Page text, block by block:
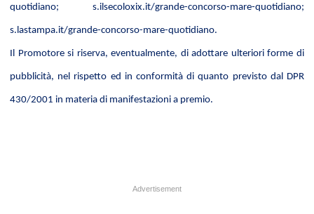
quotidiano; s.ilsecoloxix.it/grande-concorso-mare-quotidiano;
s.lastampa.it/grande-concorso-mare-quotidiano.
Il Promotore si riserva, eventualmente, di adottare ulteriori forme di
pubblicità, nel rispetto ed in conformità di quanto previsto dal DPR
430/2001 in materia di manifestazioni a premio.